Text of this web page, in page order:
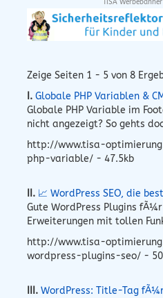
TISA
Zeige Seiten 1 - 5 von 8
I. Globale PHP Variablen &
Globale PHP Variable im
nicht angezeigt? So gehts
http://www.tisa-
php-variable/ - 47.5kb
II. 📈 WordPress SEO, die
Gute WordPress Plugins
Erweiterungen mit tollen
http://www.tisa-
wordpress-plugins-seo/ -
III. WordPress: Title-Tag